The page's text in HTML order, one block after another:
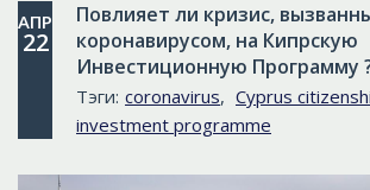
ИНФОРМАЦИЯ
КОНТАКТЫ
АПР
22
Повлияет ли кризис,
коронавирусом, на Кипрскую
Инвестиционную Программу
Тэги: coronavirus, Cyprus
investment programme